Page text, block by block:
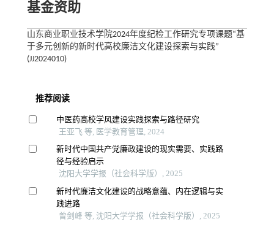
基金资助
山东商业职业技术学院2024年度纪检工作研究专项课题“基
于多元创新的新时代高校廉洁文化建设探索与实践”
(JJ2024010)